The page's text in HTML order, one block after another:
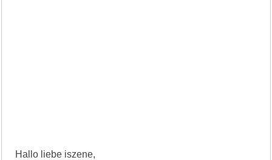
Hallo liebe iszene,